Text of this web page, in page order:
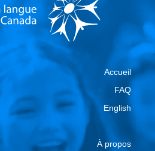
Accueil
FAQ
English
À propos